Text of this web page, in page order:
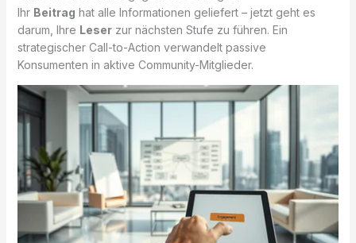
Ihr Beitrag hat alle Informationen geliefert – jetzt geht es
darum, Ihre Leserzur nächsten Stufe zu führen. Ein
strategischer Call-to-Action verwandelt passive
Konsumenten in aktive Community-Mitglieder.